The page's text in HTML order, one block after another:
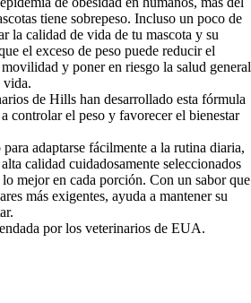
tiene sobrepeso. Incluso un poco de
la calidad de vida de tu mascota y su
el exceso de peso puede reducir el
y poner en riesgo la salud general
vida.
de Hills han desarrollado esta fórmula
controlar el peso y favorecer el bienestar
adaptarse fácilmente a la rutina diaria,
calidad cuidadosamente seleccionados
mejor en cada porción. Con un sabor que
más exigentes, ayuda a mantener su
por los veterinarios de EUA.